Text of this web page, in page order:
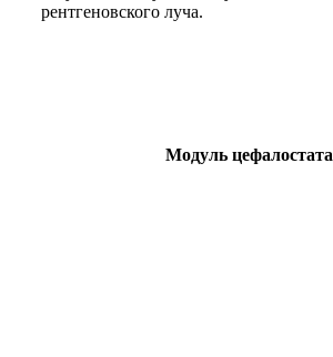
рентгеновского луча.
Модуль цефалостата